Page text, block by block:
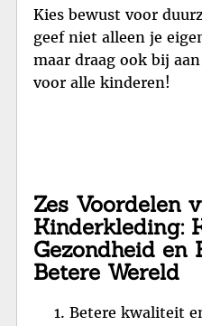
Kies bewust voor
geef niet alleen je
maar draag ook bij
voor alle kinderen!
Zes Voordelen
Kinderkleding:
Gezondheid en
Betere Wereld
Betere kwaliteit